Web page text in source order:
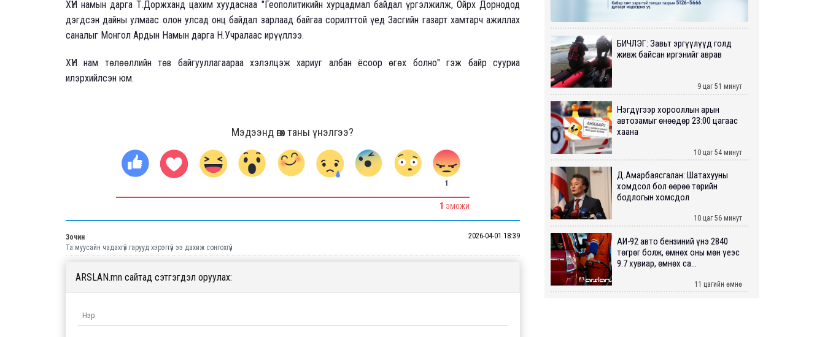
ХҮН намын дарга Т.Доржханд цахим хуудаснаа "Геополитикийн хурцадмал байдал үргэлжилж, Ойрх Дорнодод
дэгдсэн дайны улмаас олон улсад онц байдал зарлаад байгаа сорилттой үед Засгийн газарт хамтарч ажиллах
саналыг Монгол Ардын Намын дарга Н.Учралаас ирүүллээ.
ХҮН нам төлөөллийн төв байгууллагаараа хэлэлцэж хариуг албан ёсоор өгөх болно" гэж байр сууриа
илэрхийлсэн юм.
Мэдээнд өгөх таны үнэлгээ?
1
1 ЭМОЖИ
Зочин
2026-04-01 18:39
Та муусайн чадахгүй гарууд хэрэггүй ээ дахиж сонгохгүй
ARSLAN.mn сайтад сэтгэгдэл оруулах:
БИЧЛЭГ: Завьт эргүүлүүд голд
живж байсан иргэнийг аврав
9 цаг 51 минут
Нэгдүгээр хорооллын арын
автозамыг өнөөдөр 23:00 цагаас
хаана
10 цаг 54 минут
Д.Амарбаясгалан: Шатахууны
хомдсол бол өөрөө төрийн
бодлогын хомсдол
10 цаг 56 минут
АИ-92 авто бензиний үнэ 2840
төгрөг болж, өмнөх оны мөн үеэс
9.7 хувиар, өмнөх са...
11 цагийн өмнө